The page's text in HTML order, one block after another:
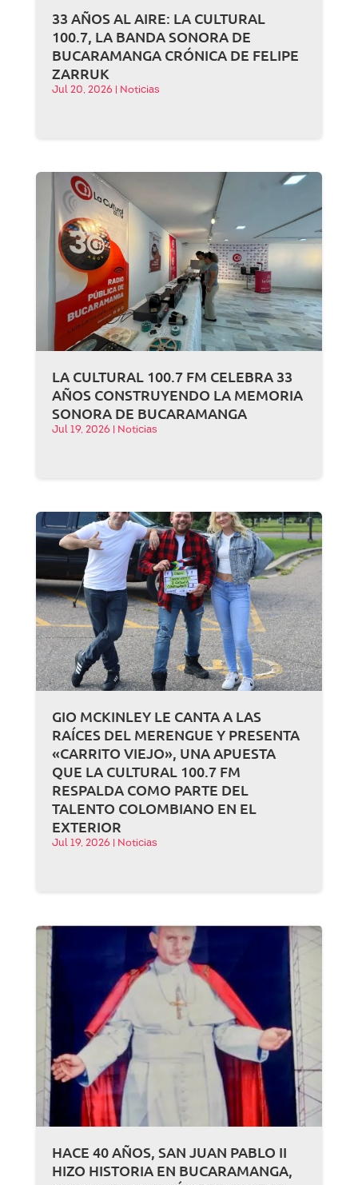
33 AÑOS AL AIRE: LA CULTURAL
100.7, LA BANDA SONORA DE
BUCARAMANGA CRÓNICA DE FELIPE
ZARRUK
Jul 20, 2026 Noticias
LA CULTURAL 100.7 FM CELEBRA 33
AÑOS CONSTRUYENDO LA MEMORIA
SONORA DE BUCARAMANGA
Jul 19, 2026 Noticias
GIO MCKINLEY LE CANTA A LAS
RAÍCES DEL MERENGUE Y PRESENTA
«CARRITO VIEJO», UNA APUESTA
QUE LA CULTURAL 100.7 FM
RESPALDA COMO PARTE DEL
TALENTO COLOMBIANO EN EL
EXTERIOR
Jul 19, 2026 Noticias
HACE 40 AÑOS, SAN JUAN PABLO II
HIZO HISTORIA EN BUCARAMANGA,